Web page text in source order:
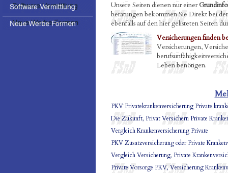
Unsere Seiten dienen nur einer
beratungen bekommen Sie Direkt bei
ebenfalls auf den hier gelisteten Seiten
Versicherungen finden
Versicherungen,
Leben benötigen.
PKV Privatekrankenversicherung Private
Die Zukunft, Privat Versichern Private
Vergleich Krankenversicherung Private
PKV Zusatzversicherung oder Private
Vergleich Versicherung, Private
Private Vorsorge PKV, Versicherung